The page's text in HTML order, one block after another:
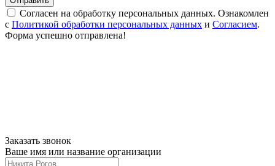
Согласен на обработку персональных данных. Ознакомлен
с Политикой обработки персональных данных и Согласием.
Форма успешно отправлена!
Заказать звонок
Ваше имя или название организации